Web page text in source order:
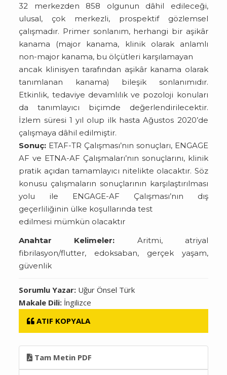
32 merkezden 858 olgunun dâhil edileceği,
ulusal, çok merkezli, prospektif gözlemsel
çalışmadır. Primer sonlanım, herhangi bir aşikâr
kanama (major kanama, klinik olarak anlamlı
non-major kanama, bu ölçütleri karşılamayan
ancak klinisyen tarafından aşikâr kanama olarak
tanımlanan kanama) bileşik sonlanımıdır.
Etkinlik, tedaviye devamlılık ve pozoloji konuları
da tanımlayıcı biçimde değerlendirilecektir.
İzlem süresi 1 yıl olup ilk hasta Ağustos 2020’de
çalışmaya dâhil edilmiştir.
Sonuç: ETAF-TR Çalışması’nın sonuçları, ENGAGE
AF ve ETNA-AF Çalışmaları’nın sonuçlarını, klinik
pratik açıdan tamamlayıcı nitelikte olacaktır. Söz
konusu çalışmaların sonuçlarının karşılaştırılması
yolu ile ENGAGE-AF Çalışması’nın dış
geçerliliğinin ülke koşullarında test
edilmesi mümkün olacaktır
Anahtar Kelimeler: Aritmi, atriyal
fibrilasyon/flutter, edoksaban, gerçek yaşam,
güvenlik
Sorumlu Yazar: Uğur Önsel Türk
Makale Dili: İngilizce
ATIF KOPYALA
Tam Metin PDF